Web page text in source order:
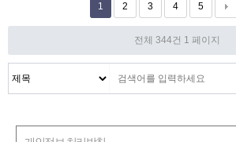
1 2 3 4 5
전체 344건 1 페이지